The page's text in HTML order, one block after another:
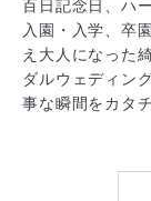
百日記念日、ハ
入園・入学、卒
え大人になった
ダルウェディン
事な瞬間をカタ